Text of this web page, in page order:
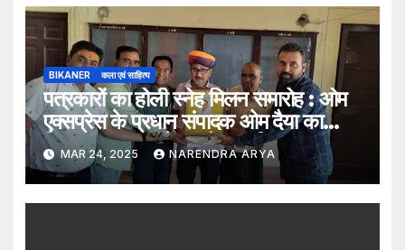
BIKANER कला एवं साहित्य
पत्रकारों का होली स्नेह मिलन समारोह : ओम
एक्सप्रेस के प्रधान संपादक ओम दैया का
किया “पत्रकार गौरव” से सम्मानित
MAR 24, 2025 NARENDRA ARYA